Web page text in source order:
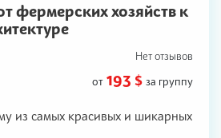
фермерских хозяйств к
Нет отзывов
от 193 $ за группу
из самых красивых и шикарных